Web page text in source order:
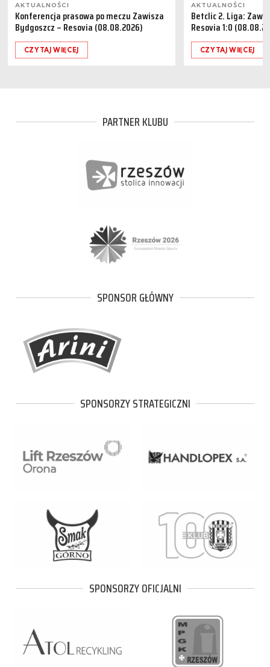
AKTUALNOŚCI
Konferencja prasowa po meczu Zawisza
Bydgoszcz – Resovia (08.08.2026)
CZYTAJ WIĘCEJ
AKTUALNOŚCI
Betclic 2. Liga:
Resovia 1:0
CZYTAJ WIĘCEJ
PARTNER KLUBU
SPONSOR GŁÓWNY
SPONSORZY STRATEGICZNI
SPONSORZY OFICJALNI